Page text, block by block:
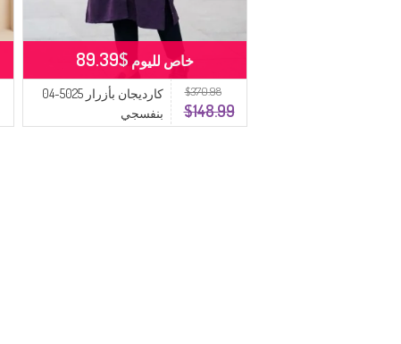
$370.98
$148.99
كارديجان بأزرار 5025-04
بنفسجي
خاص لليوم $89.39